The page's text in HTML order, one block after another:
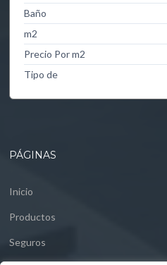
Baño
m2
Precio Por m2
Tipo de
PÁGINAS
Inicio
Productos
Seguros